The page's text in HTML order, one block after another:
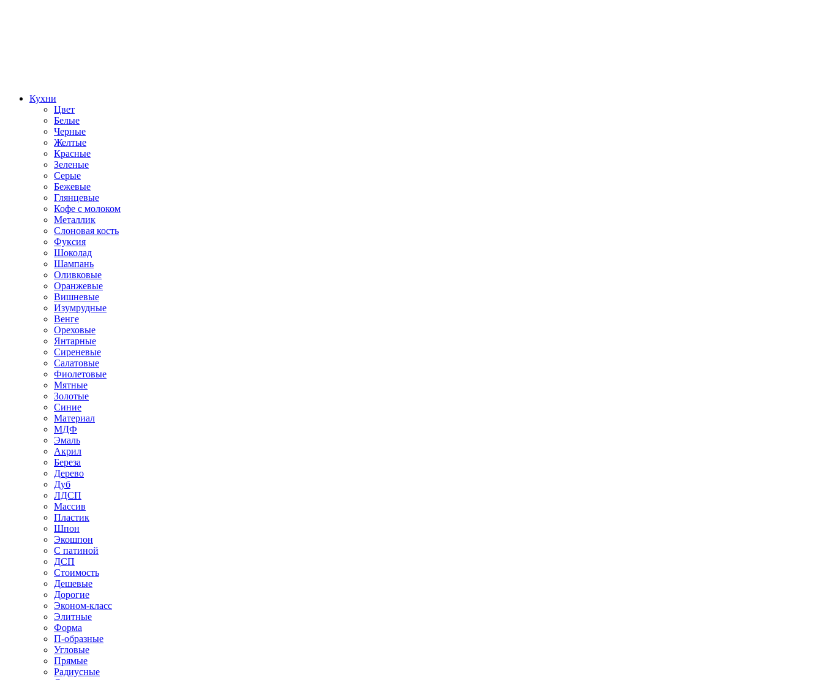
Кухни
Цвет
Белые
Черные
Желтые
Красные
Зеленые
Серые
Бежевые
Глянцевые
Кофе с молоком
Металлик
Слоновая кость
Фуксия
Шоколад
Шампань
Оливковые
Оранжевые
Вишневые
Изумрудные
Венге
Ореховые
Янтарные
Сиреневые
Салатовые
Фиолетовые
Мятные
Золотые
Синие
Материал
МДФ
Эмаль
Акрил
Береза
Дерево
Дуб
ЛДСП
Массив
Пластик
Шпон
Экошпон
С патиной
ДСП
Стоимость
Дешевые
Дорогие
Эконом-класс
Элитные
Форма
П-образные
Угловые
Прямые
Радиусные